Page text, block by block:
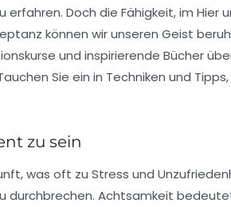
Doch die Fähigkeit, im
können wir unseren Geist
und inspirierende Bücher
Sie ein in Techniken und
zu sein
was oft zu Stress und
Achtsamkeit